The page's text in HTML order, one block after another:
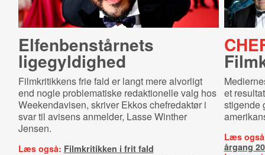
El­fen­ben­står­nets
ligegyldighed
Filmkritikkens frie fald er langt mere alvorligt
end nogle problematiske redaktionelle valg hos
Weekendavisen, skriver Ekkos chefredaktør i
svar til avisens anmelder, Lasse Winther
Jensen.
Læs også: Filmkritikken i frit fald
et
stigende
Læs
årgang